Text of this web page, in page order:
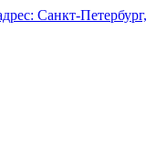
Санкт-